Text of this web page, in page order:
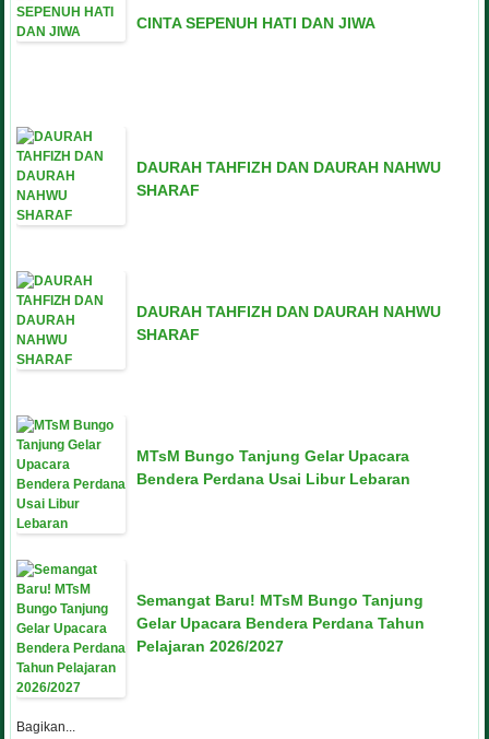
CINTA SEPENUH HATI DAN JIWA
DAURAH TAHFIZH DAN DAURAH NAHWU
SHARAF
DAURAH TAHFIZH DAN DAURAH NAHWU
SHARAF
MTsM Bungo Tanjung Gelar Upacara
Bendera Perdana Usai Libur Lebaran
Semangat Baru! MTsM Bungo Tanjung
Gelar Upacara Bendera Perdana Tahun
Pelajaran 2026/2027
Bagikan...